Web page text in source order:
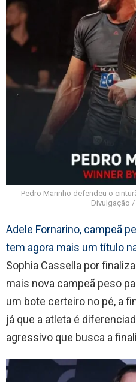
Pedro Marinho defendeu o
Divulgação
Adele Fornarino, campeã
tem agora mais um título
Sophia Cassella por
mais nova campeã peso
um bote certeiro no pé, a
já que a atleta é
agressivo que busca a